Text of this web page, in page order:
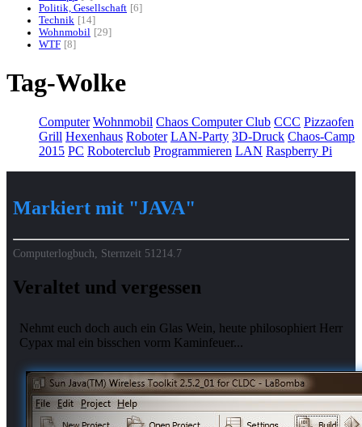
Politik, Gesellschaft 6
Technik
14
Wohnmobil
29
WTF 8
Tag-Wolke
Computer Wohnmobil Chaos Computer Club CCC Pizzaofen
Grill Hexenhaus Roboter LAN-Party 3D-Druck Chaos-Camp
2015 PC Roboterclub Programmieren LAN Raspberry Pi
Markiert mit "JAVA"
Computerlogbuch, Sternzeit 51214.7
Veraltet und vergessen
Nehmt euch doch auch ein Glas Wein, heute philosophiert Herr
Cypax mal ein bisschen vorm Kaminfeuer...